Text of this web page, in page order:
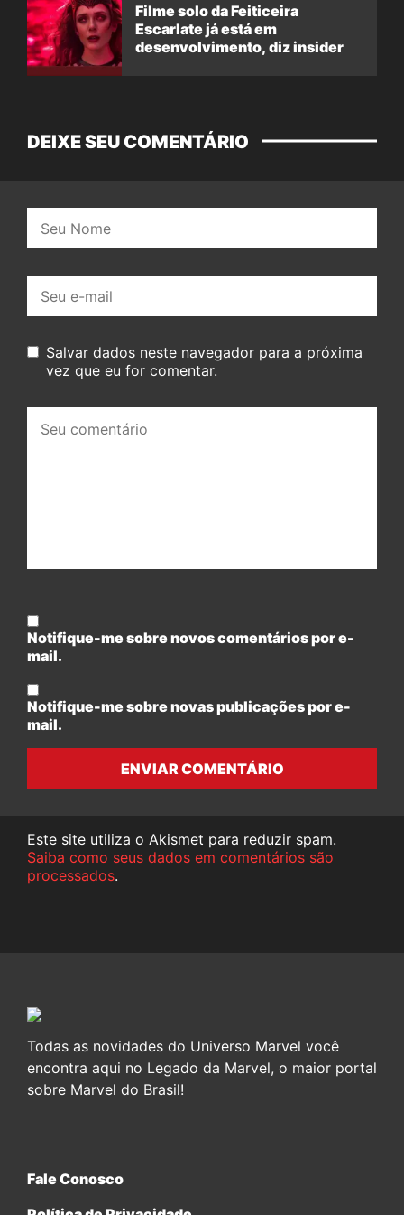
Filme solo da Feiticeira
Escarlate já está em
desenvolvimento, diz insider
DEIXE SEU COMENTÁRIO
mail:
Salvar dados neste navegador para a próxima
vez que eu for comentar.
comentário:
Notifique-me sobre novos comentários por e-
mail.
Notifique-me sobre novas publicações por e-
mail.
ENVIAR COMENTÁRIO
Este site utiliza o Akismet para reduzir spam.
Saiba como seus dados em comentários são
processados.
Todas as novidades do Universo Marvel você
encontra aqui no Legado da Marvel, o maior portal
sobre Marvel do Brasil!
Fale Conosco